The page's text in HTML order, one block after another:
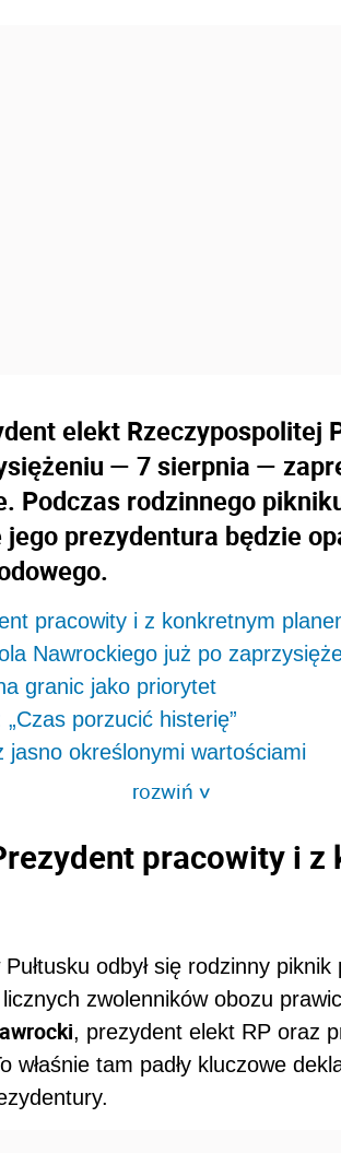
elekt Rzeczypospolitej
— 7 sierpnia —
Podczas rodzinnego
jego prezydentura będzie
pracowity i z konkretnym
Nawrockiego już po
granic jako priorytet
porzucić histerię”
jasno określonymi wartościami
rozwiń>
pracowity i z
odbył się rodzinny piknik
zwolenników obozu
, prezydent elekt RP oraz
właśnie tam padły kluczowe